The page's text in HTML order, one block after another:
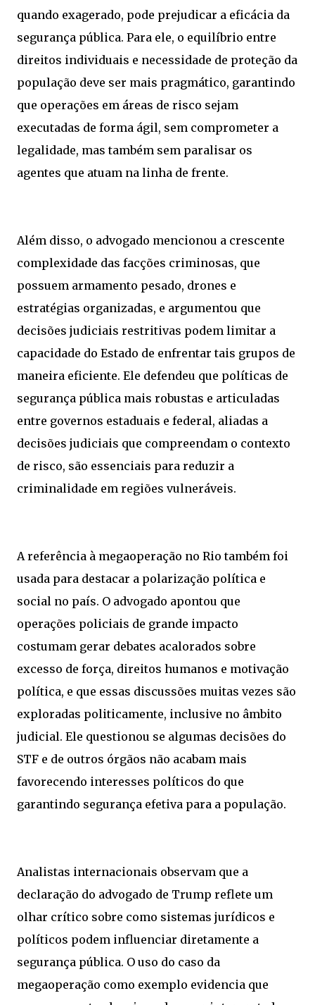
quando exagerado, pode prejudicar a eficácia da
segurança pública. Para ele, o equilíbrio entre
direitos individuais e necessidade de proteção da
população deve ser mais pragmático, garantindo
que operações em áreas de risco sejam
executadas de forma ágil, sem comprometer a
legalidade, mas também sem paralisar os
agentes que atuam na linha de frente.
Além disso, o advogado mencionou a crescente
complexidade das facções criminosas, que
possuem armamento pesado, drones e
estratégias organizadas, e argumentou que
decisões judiciais restritivas podem limitar a
capacidade do Estado de enfrentar tais grupos de
maneira eficiente. Ele defendeu que políticas de
segurança pública mais robustas e articuladas
entre governos estaduais e federal, aliadas a
decisões judiciais que compreendam o contexto
de risco, são essenciais para reduzir a
criminalidade em regiões vulneráveis.
A referência à megaoperação no Rio também foi
usada para destacar a polarização política e
social no país. O advogado apontou que
operações policiais de grande impacto
costumam gerar debates acalorados sobre
excesso de força, direitos humanos e motivação
política, e que essas discussões muitas vezes são
exploradas politicamente, inclusive no âmbito
judicial. Ele questionou se algumas decisões do
STF e de outros órgãos não acabam mais
favorecendo interesses políticos do que
garantindo segurança efetiva para a população.
Analistas internacionais observam que a
declaração do advogado de Trump reflete um
olhar crítico sobre como sistemas jurídicos e
políticos podem influenciar diretamente a
segurança pública. O uso do caso da
megaoperação como exemplo evidencia que